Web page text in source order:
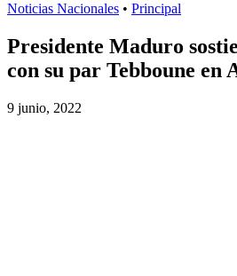
Noticias Nacionales • Principal
Presidente Maduro
con su par Tebboune en
9 junio, 2022